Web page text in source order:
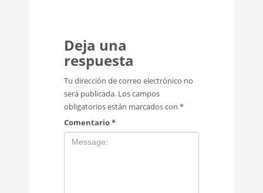
Deja una
respuesta
Tu dirección de correo electrónico no
será publicada. Los campos
obligatorios están marcados con *
Comentario*